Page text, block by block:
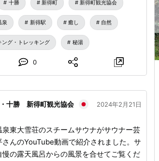
も満載で、「新得地鶏炭火焼き」や「原木
など自慢の地場産品のほか、そばクレー
フトクリームなどのスイーツもお楽しみい
ん
が6年ぶりに復活!! 種目は【親子ペアの
かを競います。 申込受付はお祭り当日の
付開始（30分程度）いたします。 📞お
64-0525 ※当日、出店者は全力
ますが、そばの提供が早めに終了してし
ございます。予めご了承ください。
十勝 新得町 新得町観光協会
泉 新得駅 癒し 自然
ング・トレッキング 秘湯
0
十勝 新得町観光協会 2024年2月21日
泉東大雪荘のスチームサウナがサウナー芸
さんのYouTube動画で紹介されました。サ
慢の露天風呂からの風景を合せてご覧くだ